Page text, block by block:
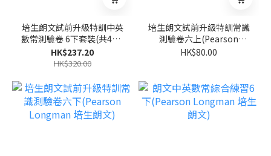
培生朗文試前升級特訓中英
數常測驗卷 6下套裝(共4冊)
(Pearson Longman 培生
朗文)
HK$237.20
HK$320.00
培生朗文試前升級特訓常識
測驗卷六上(Pearson
Longman 培生朗文)
HK$80.00